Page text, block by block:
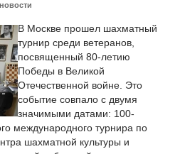
В Москве прошел шахматный
турнир среди ветеранов,
посвященный 80-летию
Победы в Великой
Отечественной войне. Это
событие совпало с двумя
значимыми датами: 100-
международного турнира по
шахматной культуры и